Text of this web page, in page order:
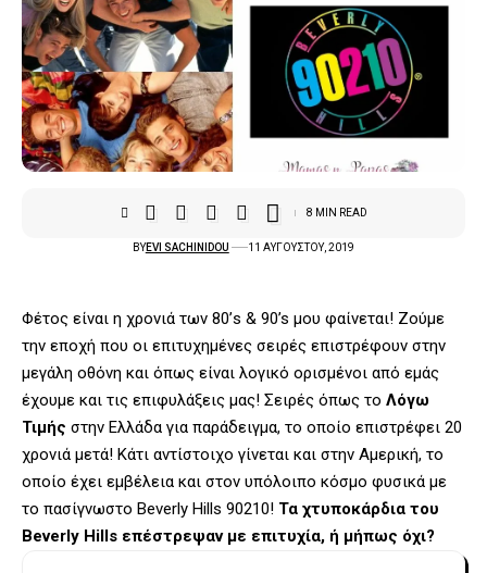
BYEVI SACHINIDOU 11 ΑΥΓΟΎΣΤΟΥ, 2019
8 MIN READ
Φέτος είναι η χρονιά των 80’s & 90’s μου φαίνεται! Ζούμε
την εποχή που οι επιτυχημένες σειρές επιστρέφουν στην
μεγάλη οθόνη και όπως είναι λογικό ορισμένοι από εμάς
έχουμε και τις επιφυλάξεις μας! Σειρές όπως το Λόγω
Τιμής στην Ελλάδα για παράδειγμα, το οποίο επιστρέφει 20
χρονιά μετά! Κάτι αντίστοιχο γίνεται και στην Αμερική, το
οποίο έχει εμβέλεια και στον υπόλοιπο κόσμο φυσικά με
το πασίγνωστο Beverly Hills 90210! Τα χτυποκάρδια του
Beverly Hills επέστρεψαν με επιτυχία, ή μήπως όχι?